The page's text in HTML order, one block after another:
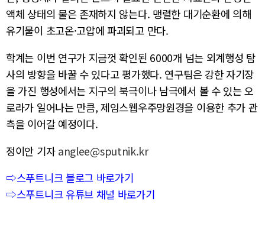
액체 상태의 물은 존재하지 않는다. 맹렬한 대기순환에 의해
유기물이 초고온·고압에 파괴되고 만다.
학계는 이번 연구가 지금껏 확인된 6000개 넘는 외계행성 탐
사의 방향을 바꿀 수 있다고 평가했다. 연구팀은 강한 자기장
을 가진 행성에서는 지구의 북극이나 남극에서 볼 수 있는 오
로라가 일어나는 만큼, 제임스웹우주망원경을 이용한 추가 관
측을 이어갈 예정이다.
정이안 기자 anglee@sputnik.kr
⇨스푸트니크 블로그 바로가기
⇨스푸트니크 유튜브 채널 바로가기